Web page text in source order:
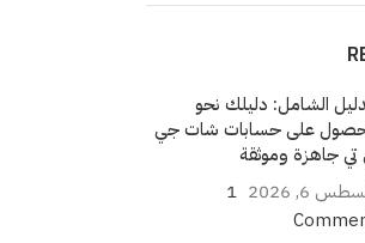
الشامل: دليلك نحو
على حسابات شات جي
تي جاهزة وموثقة
6, 2026
1